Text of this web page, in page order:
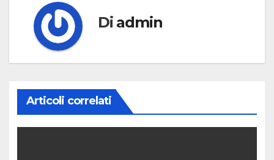
Di admin
Articoli correlati